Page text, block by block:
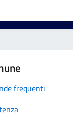
frequenti